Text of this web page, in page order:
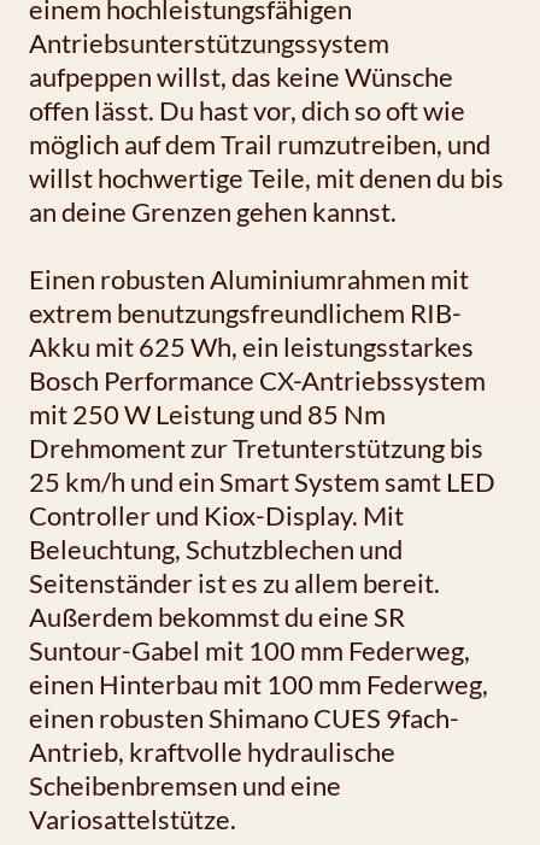
einem hochleistungsfähigen
Antriebsunterstützungssystem
aufpeppen willst, das keine Wünsche
offen lässt. Du hast vor, dich so oft wie
möglich auf dem Trail rumzutreiben, und
willst hochwertige Teile, mit denen du bis
an deine Grenzen gehen kannst.
Einen robusten Aluminiumrahmen mit
extrem benutzungsfreundlichem RIB-
Akku mit 625 Wh, ein leistungsstarkes
Bosch Performance CX-Antriebssystem
mit 250 W Leistung und 85 Nm
Drehmoment zur Tretunterstützung bis
25 km/h und ein Smart System samt LED
Controller und Kiox-Display. Mit
Beleuchtung, Schutzblechen und
Seitenständer ist es zu allem bereit.
Außerdem bekommst du eine SR
Suntour-Gabel mit 100 mm Federweg,
einen Hinterbau mit 100 mm Federweg,
einen robusten Shimano CUES 9fach-
Antrieb, kraftvolle hydraulische
Scheibenbremsen und eine
Variosattelstütze.